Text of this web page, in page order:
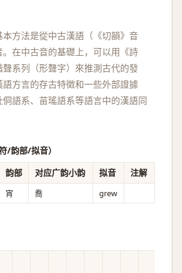
本方法是從中古漢語（《切韻》音
。在中古音的基礎上，可以用《詩
系列（形聲字）來推測古代的發
方言的存古特徵和一些外部證據
侗語系、苗瑤語系等語言中的漢語同
/韵部/拟音）
韵部 对应广韵小韵 拟音 注解
宵 喬 ɡrew